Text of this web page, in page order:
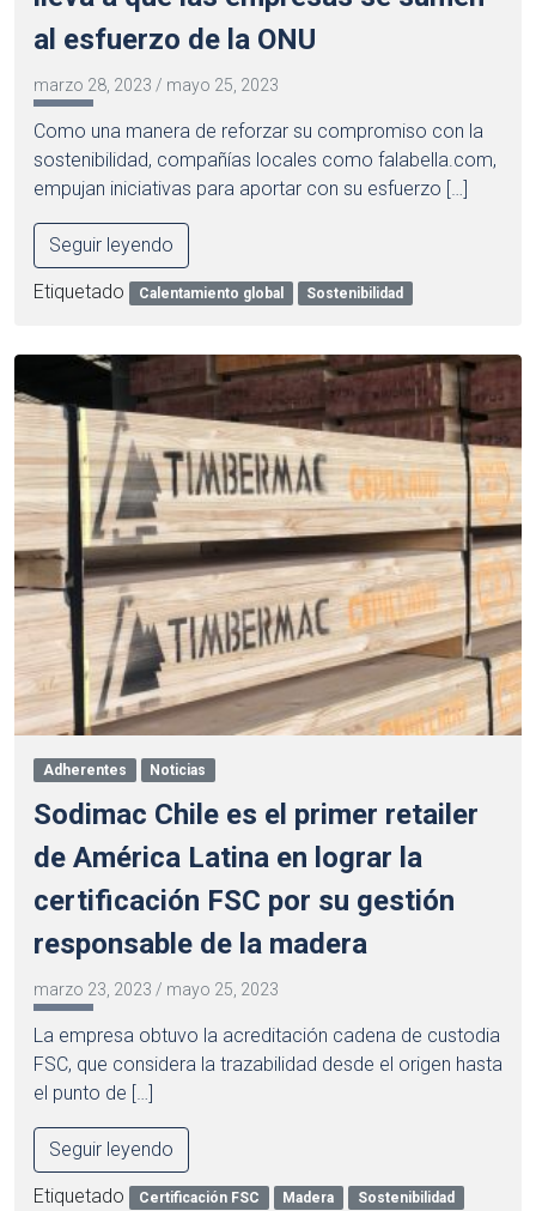
al esfuerzo de la ONU
marzo 28, 2023 / mayo 25, 2023
Como una manera de reforzar su compromiso con la
sostenibilidad, compañías locales como falabella.com,
empujan iniciativas para aportar con su esfuerzo […]
Seguir leyendo
Etiquetado Calentamiento global Sostenibilidad
Adherentes Noticias
Sodimac Chile es el primer retailer
de América Latina en lograr la
certificación FSC por su gestión
responsable de la madera
marzo 23, 2023 / mayo 25, 2023
La empresa obtuvo la acreditación cadena de custodia
FSC, que considera la trazabilidad desde el origen hasta
el punto de […]
Seguir leyendo
Etiquetado Certificación FSC Madera Sostenibilidad